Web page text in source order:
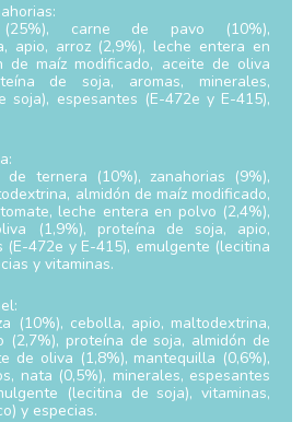
(25%), carne de pavo (10%),
apio, arroz (2,9%), leche entera en
de maíz modificado, aceite de oliva
de soja, aromas, minerales,
soja), espesantes (E-472e y E-415),
ternera (10%), zanahorias (9%),
almidón de maíz modificado,
leche entera en polvo (2,4%),
(1,9%), proteína de soja, apio,
(E-472e y E-415), emulgente (lecitina
y vitaminas.
(10%), cebolla, apio, maltodextrina,
(2,7%), proteína de soja, almidón de
de oliva (1,8%), mantequilla (0,6%),
nata (0,5%), minerales, espesantes
(lecitina de soja), vitaminas,
y especias.